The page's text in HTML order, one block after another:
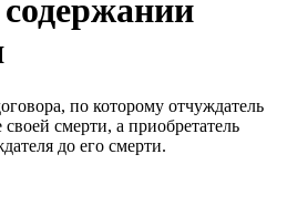
по которому отчуждатель
смерти, а приобретатель
до его смерти.